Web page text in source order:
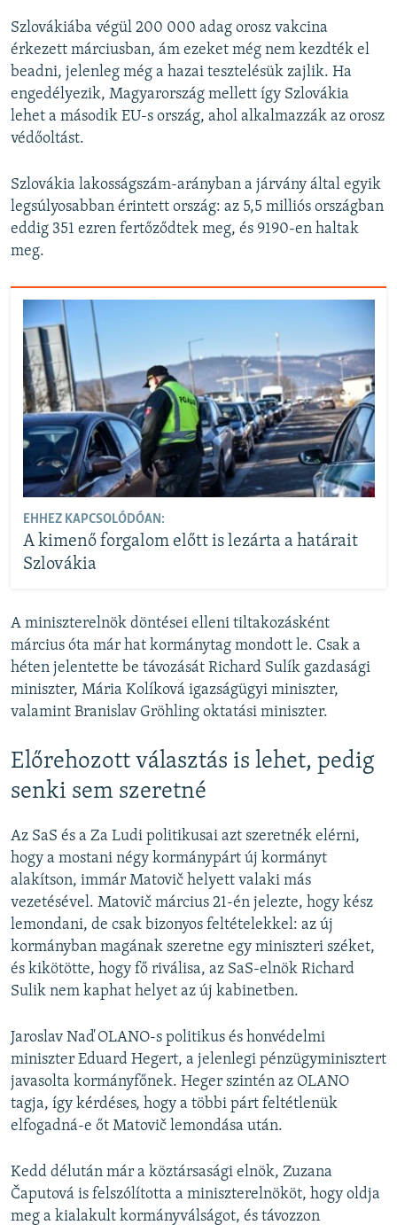
Szlovákiába végül 200 000 adag orosz vakcina
érkezett márciusban, ám ezeket még nem kezdték el
beadni, jelenleg még a hazai tesztelésük zajlik. Ha
engedélyezik, Magyarország mellett így Szlovákia
lehet a második EU-s ország, ahol alkalmazzák az orosz
védőoltást.
Szlovákia lakosságszám-arányban a járvány által egyik
legsúlyosabban érintett ország: az 5,5 milliós országban
eddig 351 ezren fertőződtek meg, és 9190-en haltak
meg.
EHHEZ KAPCSOLÓDÓAN:
A kimenő forgalom előtt is lezárta a határait
Szlovákia
A miniszterelnök döntései elleni tiltakozásként
március óta már hat kormánytag mondott le. Csak a
héten jelentette be távozását Richard Sulík gazdasági
miniszter, Mária Kolíková igazságügyi miniszter,
valamint Branislav Gröhling oktatási miniszter.
Előrehozott választás is lehet, pedig
senki sem szeretné
Az SaS és a Za Ludi politikusai azt szeretnék elérni,
hogy a mostani négy kormánypárt új kormányt
alakítson, immár Matovič helyett valaki más
vezetésével. Matovič március 21-én jelezte, hogy kész
lemondani, de csak bizonyos feltételekkel: az új
kormányban magának szeretne egy miniszteri széket,
és kikötötte, hogy fő riválisa, az SaS-elnök Richard
Sulik nem kaphat helyet az új kabinetben.
Jaroslav Naď OLANO-s politikus és honvédelmi
miniszter Eduard Hegert, a jelenlegi pénzügyminisztert
javasolta kormányfőnek. Heger szintén az OLANO
tagja, így kérdéses, hogy a többi párt feltétlenük
elfogadná-e őt Matovič lemondása után.
Kedd délután már a köztársasági elnök, Zuzana
Čaputová is felszólította a miniszterelnököt, hogy oldja
meg a kialakult kormányválságot, és távozzon